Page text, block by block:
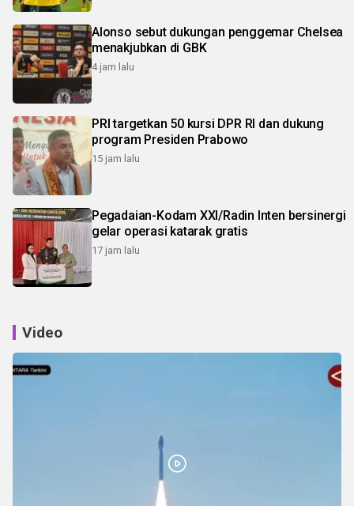
Alonso sebut dukungan penggemar Chelsea
menakjubkan di GBK
4 jam lalu
PRI targetkan 50 kursi DPR RI dan dukung
program Presiden Prabowo
15 jam lalu
Pegadaian-Kodam XXI/Radin Inten bersinergi
gelar operasi katarak gratis
17 jam lalu
Video